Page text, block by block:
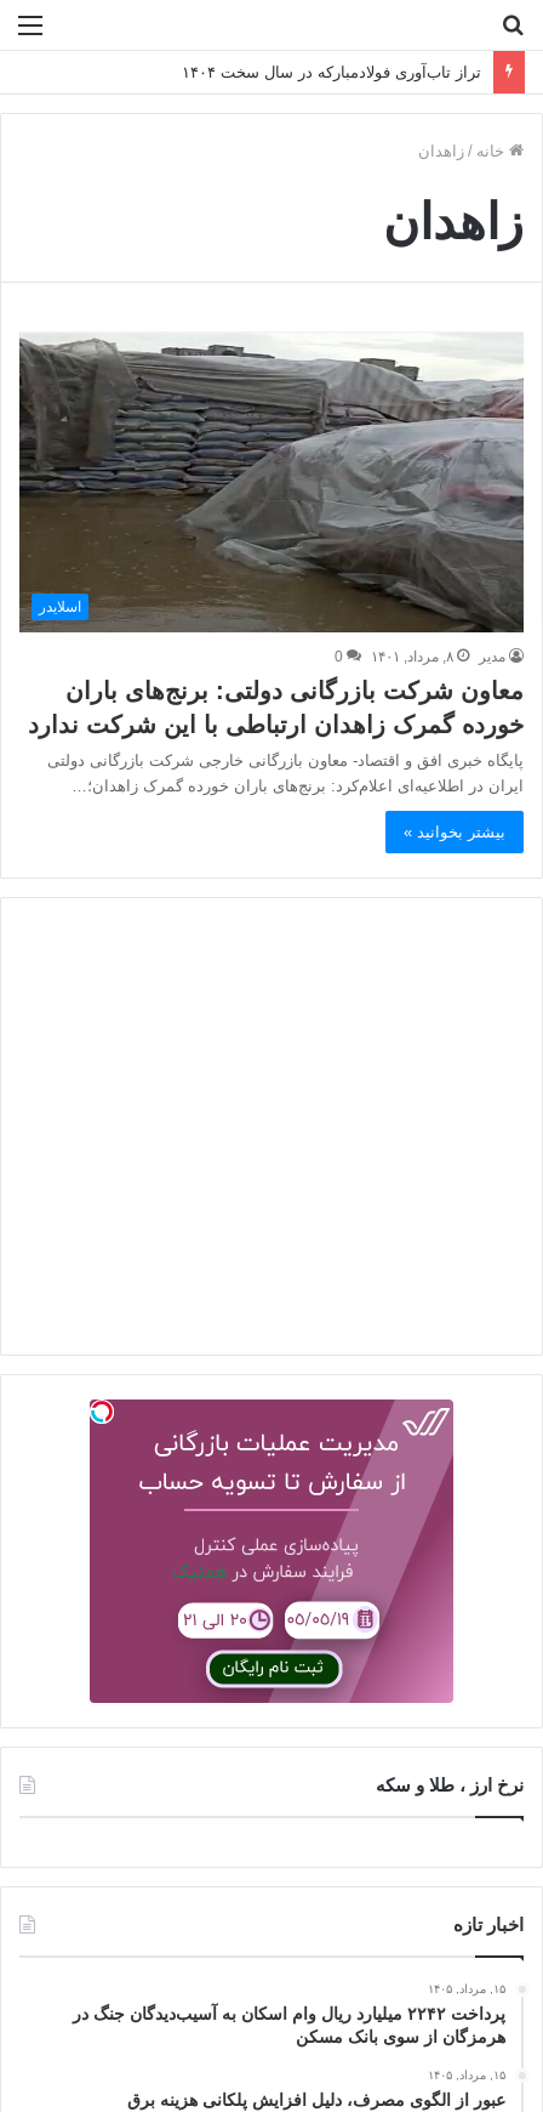
برای
تراز تاب‌آوری فولادمبارکه در سال سخت ۱۴۰۴
خانه / زاهدان
زاهدان
اسلایدر
مدیر ۸, مرداد, ۱۴۰۱ 0
معاون شرکت بازرگانی دولتی: برنج‌های باران
خورده گمرک زاهدان ارتباطی با این شرکت ندارد
پایگاه خبری افق و اقتصاد- معاون بازرگانی خارجی شرکت بازرگانی دولتی
ایران در اطلاعیه‌ای اعلام‌کرد: برنج‌های باران خورده گمرک زاهدان؛…
بیشتر بخوانید »
نرخ ارز ، طلا و سکه
اخبار تازه
۱۵, مرداد, ۱۴۰۵
پرداخت ۲۲۴۲ میلیارد ریال وام اسکان به آسیب‌دیدگان جنگ در
هرمزگان از سوی بانک مسکن
۱۵, مرداد, ۱۴۰۵
عبور از الگوی مصرف، دلیل افزایش پلکانی هزینه برق